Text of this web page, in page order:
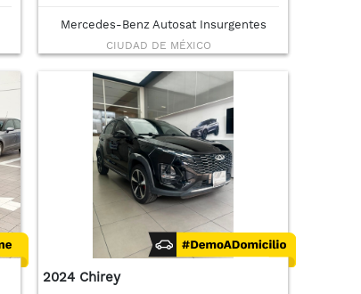
Mercedes-Benz Autosat Insurgentes
CIUDAD DE MÉXICO
2024 Chirey